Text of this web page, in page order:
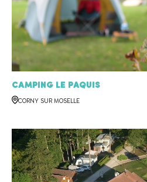
Camping le Paquis
CORNY SUR MOSELLE